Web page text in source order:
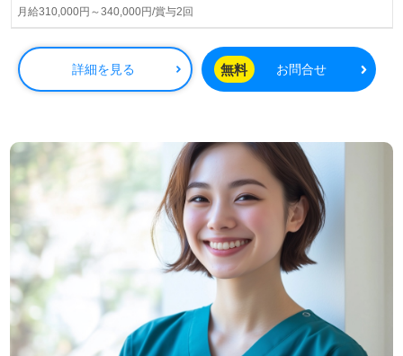
援制度や教育研修プログラムも充実。『入社してよかっ
た！』のお声も届く企業様です。
◎誰かのお役に立つ仕事×はたらくをわたしらしく！『こ
れからのキャリアが楽しみになる』輝く未来を描いてみま
職を目指される方も幅広く募集します。明るい職場環境、
自分の気持ちが伝えやすい環境面、先輩職員様からのあた
たかなサポートも嬉しいポイント！『ご利用者様のお役に
立ちたい、資格/経験を活かしたい』『介護知識や技術力を
高めたい、働きがいを感じながら仕事をしたい』『転職で
施設形態や環境を変えて働きたい』等の方も大歓迎です！
募集詳細等、担当コンサルタントよりご案内します。お問
い合わせも遠慮なくお願いします。
医療/福祉業界の正社員/パート求人探しは【ウィルオブ介
護】＊求人情報収集、将来的に検討の方も遠慮なく＊
LINE、メール、お電話などご希望に応じてお問い合わせ/ご
月給310,000円～340,000円/賞与2回
詳細を見る 無料 お問合せ